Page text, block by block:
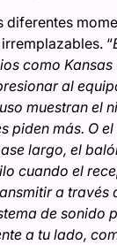
diferentes
“
como Kansas
al
muestran el
piden más. O
largo, el
cuando el
a través
de sonido
a tu lado,